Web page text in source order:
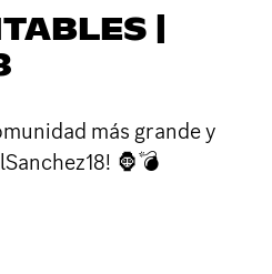
|
más grande y
🦍💣